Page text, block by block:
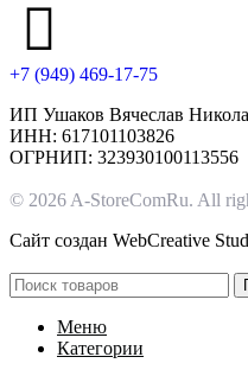
+7 (949) 469-17-75
ИП Ушаков Вячеслав
ИНН: 617101103826
ОГРНИП: 323930100113556
© 2026 A-StoreComRu. All
Сайт создан WebCreative
Меню
Категории